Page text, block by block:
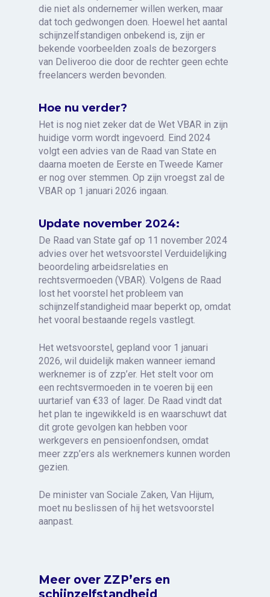
die niet als ondernemer willen werken, maar
dat toch gedwongen doen. Hoewel het aantal
schijnzelfstandigen onbekend is, zijn er
bekende voorbeelden zoals de bezorgers
van Deliveroo die door de rechter geen echte
freelancers werden bevonden.
Hoe nu verder?
Het is nog niet zeker dat de Wet VBAR in zijn
huidige vorm wordt ingevoerd. Eind 2024
volgt een advies van de Raad van State en
daarna moeten de Eerste en Tweede Kamer
er nog over stemmen. Op zijn vroegst zal de
VBAR op 1 januari 2026 ingaan.
Update november 2024:
De Raad van State gaf op 11 november 2024
advies over het wetsvoorstel Verduidelijking
beoordeling arbeidsrelaties en
rechtsvermoeden (VBAR). Volgens de Raad
lost het voorstel het probleem van
schijnzelfstandigheid maar beperkt op, omdat
het vooral bestaande regels vastlegt.
Het wetsvoorstel, gepland voor 1 januari
2026, wil duidelijk maken wanneer iemand
werknemer is of zzp’er. Het stelt voor om
een rechtsvermoeden in te voeren bij een
uurtarief van €33 of lager. De Raad vindt dat
het plan te ingewikkeld is en waarschuwt dat
dit grote gevolgen kan hebben voor
werkgevers en pensioenfondsen, omdat
meer zzp’ers als werknemers kunnen worden
gezien.
De minister van Sociale Zaken, Van Hijum,
moet nu beslissen of hij het wetsvoorstel
aanpast.
Meer over ZZP’ers en